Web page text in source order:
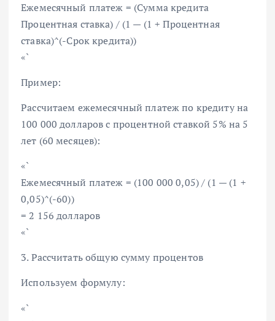
Ежемесячный платеж = (Сумма кредита
Процентная ставка) / (1 — (1 + Процентная
ставка)^(-Срок кредита))
«`
Пример:
Рассчитаем ежемесячный платеж по кредиту на
100 000 долларов с процентной ставкой 5% на 5
лет (60 месяцев):
«`
Ежемесячный платеж = (100 000 0,05) / (1 — (1 +
0,05)^(-60))
= 2 156 долларов
«`
3. Рассчитать общую сумму процентов
Используем формулу:
«`